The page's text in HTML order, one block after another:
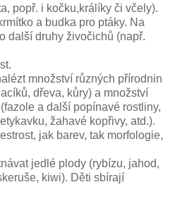
popř. i kočku,králíky či včely).
a budka pro ptáky. Na
další druhy živočichů (např.
množství různých přírodnin
dřeva, kůry) a množství
a další popínavé rostliny,
žahavé kopřivy, atd.).
jak barev, tak morfologie,
jedlé plody (rybízu, jahod,
kiwi). Děti sbírají